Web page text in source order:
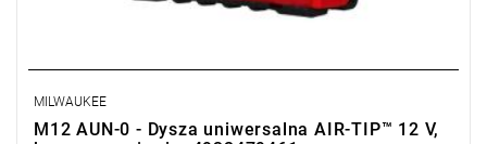
MILWAUKEE
M12 AUN-0 - Dysza uniwersalna AIR-TIP™ 12 V,